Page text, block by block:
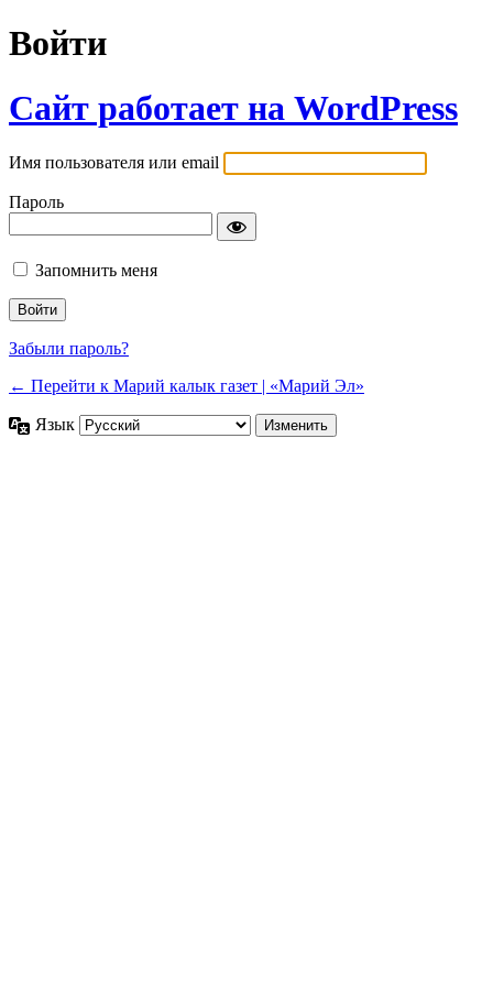
Войти
Сайт работает на WordPress
Имя пользователя или email
Пароль
Запомнить меня
Забыли пароль?
← Перейти к Марий калык газет | «Марий Эл»
Язык